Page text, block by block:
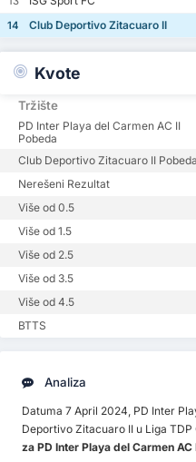
14
Club Deportivo Zitacuaro II
Kvote
Tržište
PD Inter Playa del Carmen AC II
Pobeda
Club Deportivo Zitacuaro II Pobeda
Nerešeni Rezultat
Više od 0.5
Više od 1.5
Više od 2.5
Više od 3.5
Više od 4.5
BTTS
Analiza
Datuma 7 April 2024, PD Inter
Deportivo Zitacuaro II u Liga
za PD Inter Playa del Carmen AC